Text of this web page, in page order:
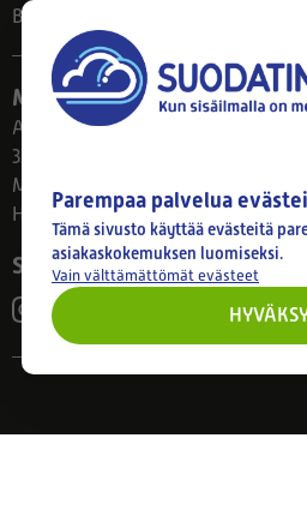
Blogi
Myymälä
Ahlmanintie 61
33800 Tampere
Ma–Pe 8–17
Huom! Myymälän
Seuraa meitä
Parempaa palvelua
Tämä sivusto käyttää evästeitä
asiakaskokemuksen luomiseksi.
Vain välttämättömät evästeet